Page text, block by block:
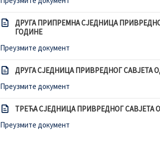
ДРУГА ПРИПРЕМНА СЈЕДНИЦА
ГОДИНЕ
Преузмите документ
ДРУГА СЈЕДНИЦА ПРИВРЕДНОГ САВЈЕТА
Преузмите документ
ТРЕЋА СЈЕДНИЦА ПРИВРЕДНОГ САВЈЕТА
Преузмите документ